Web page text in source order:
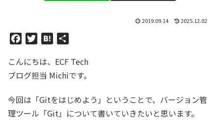
2019.09.14 2025.12.02
c
e
o
o
i
t
e
t
e
a
こんにちは、ECF Tech
ブログ担当 Michiです。
今回は「Gitをはじめよう」ということで、バージョン管
理ツール「Git」について書いていきたいと思います。